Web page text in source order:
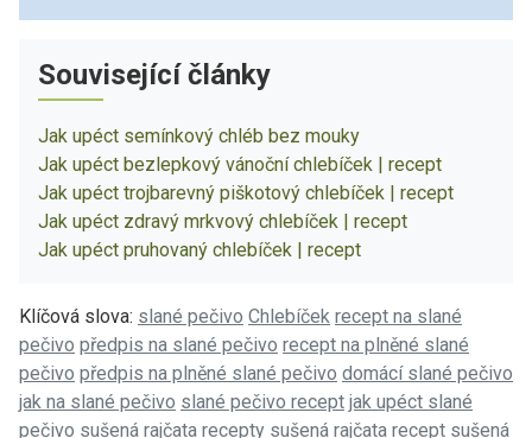
Související články
Jak upéct semínkový chléb bez mouky
Jak upéct bezlepkový vánoční chlebíček | recept
Jak upéct trojbarevný piškotový chlebíček | recept
Jak upéct zdravý mrkvový chlebíček | recept
Jak upéct pruhovaný chlebíček | recept
Klíčová slova: slané pečivo Chlebíček recept na slané
pečivo předpis na slané pečivo recept na plněné slané
pečivo předpis na plněné slané pečivo domácí slané pečivo
jak na slané pečivo slané pečivo recept jak upéct slané
pečivo sušená rajčata recepty sušená rajčata recept sušená